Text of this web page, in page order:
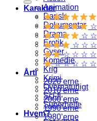
Animation
Dansk
Dokumentar
Drama
Erotik
Gyser
Komedie
Krig
Krimi
Overnaturligt
Sci-fi
Superhelte
Hvem?
Karakter
☆
☆ ☆
☆ ☆ ☆
☆ ☆ ☆ ☆
☆ ☆ ☆ ☆ ☆
Årti
2020’erne
2010’erne
2000’erne
1990’erne
1980’erne